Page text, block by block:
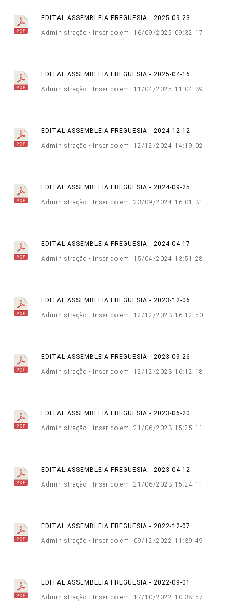
EDITAL ASSEMBLEIA FREGUESIA - 2025-09-23
Administração - Inserido em: 16/09/2025 09:32:17
EDITAL ASSEMBLEIA FREGUESIA - 2025-04-16
Administração - Inserido em: 11/04/2025 11:04:39
EDITAL ASSEMBLEIA FREGUESIA - 2024-12-12
Administração - Inserido em: 12/12/2024 14:19:02
EDITAL ASSEMBLEIA FREGUESIA - 2024-09-25
Administração - Inserido em: 23/09/2024 16:01:31
EDITAL ASSEMBLEIA FREGUESIA - 2024-04-17
Administração - Inserido em: 15/04/2024 13:51:28
EDITAL ASSEMBLEIA FREGUESIA - 2023-12-06
Administração - Inserido em: 12/12/2023 16:12:50
EDITAL ASSEMBLEIA FREGUESIA - 2023-09-26
Administração - Inserido em: 12/12/2023 16:12:18
EDITAL ASSEMBLEIA FREGUESIA - 2023-06-20
Administração - Inserido em: 21/06/2023 15:25:11
EDITAL ASSEMBLEIA FREGUESIA - 2023-04-12
Administração - Inserido em: 21/06/2023 15:24:11
EDITAL ASSEMBLEIA FREGUESIA - 2022-12-07
Administração - Inserido em: 09/12/2022 11:39:49
EDITAL ASSEMBLEIA FREGUESIA - 2022-09-01
Administração - Inserido em: 17/10/2022 10:38:57